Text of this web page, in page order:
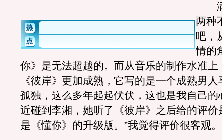
满
两种
吧，
情的
你》是无法超越的。而从音乐的制作水准上
《彼岸》更加成熟，它写的是一个成熟男
孤独，这么多年起起伏伏，这也是我自己的
近碰到李湘，她听了《彼岸》之后给的评价
是《懂你》的升级版。”我觉得评价很客观。